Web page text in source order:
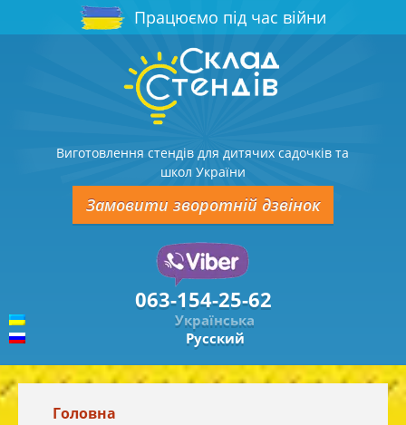
Працюємо під час війни
Виготовлення стендів для дитячих садочків та
школ України
Замовити зворотній дзвінок
063-154-25-62
Українська
Русский
Головна